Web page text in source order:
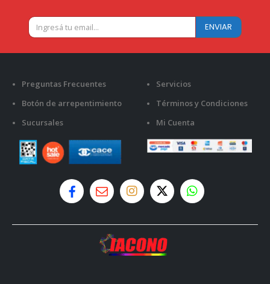
Preguntas Frecuentes
Botón de arrepentimiento
Sucursales
Servicios
Términos y Condiciones
Mi Cuenta